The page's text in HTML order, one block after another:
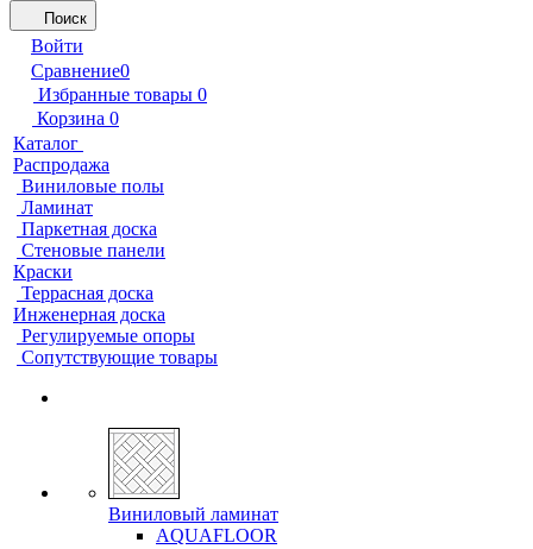
Поиск
Войти
Сравнение0
Избранные товары 0
Корзина 0
Каталог
Распродажа
Виниловые полы
Ламинат
Паркетная доска
Стеновые панели
Краски
Террасная доска
Инженерная доска
Регулируемые опоры
Сопутствующие товары
Виниловый ламинат
AQUAFLOOR